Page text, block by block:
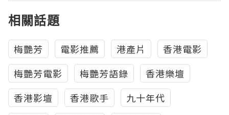
相關話題
梅艷芳 電影推薦 港產片
香港電影
梅艷芳電影
梅艷芳語錄
香港樂壇
香港影壇
香港歌手
九十年代